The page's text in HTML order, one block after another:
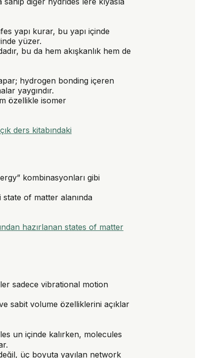
yapı kurar, bu yapı içinde
yüzer.
bu da hem akışkanlık hem de
hydrogen bonding içeren
yaygındır.
özellikle isomer
ders kitabındaki
kombinasyonları gibi
of matter alanında
hazırlanan states of matter
sadece vibrational motion
sabit volume özelliklerini açıklar
un içinde kalırken, molecules
üç boyuta yayılan network